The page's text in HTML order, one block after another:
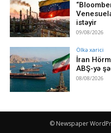
istəyir
09/08/2026
Ölkə xarici
İran
ABŞ-yə
08/08/2026
© Newspaper